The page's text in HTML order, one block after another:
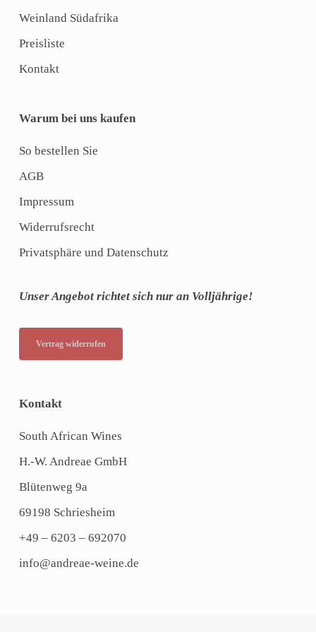
Weinland Südafrika
Preisliste
Kontakt
Warum bei uns kaufen
So bestellen Sie
AGB
Impressum
Widerrufsrecht
Privatsphäre und Datenschutz
Unser Angebot richtet sich nur an Volljährige!
Vertrag widerrufen
Kontakt
South African Wines
H.-W. Andreae GmbH
Blütenweg 9a
69198 Schriesheim
+49 – 6203 – 692070
info@andreae-weine.de